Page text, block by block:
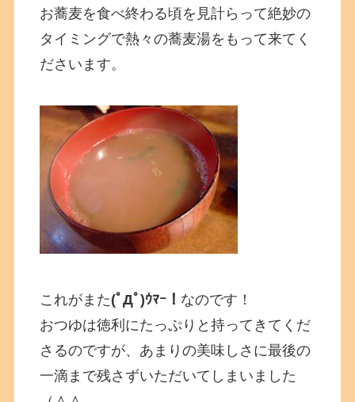
お蕎麦を食べ終わる頃を見計らって絶妙の
タイミングで熱々の蕎麦湯をもって来てく
ださいます。
これがまた(ﾟДﾟ)ｳﾏｰ！ なのです！
おつゆは徳利にたっぷりと持ってきてくだ
さるのですが、あまりの美味しさに最後の
一滴まで残さずいただいてしまいました